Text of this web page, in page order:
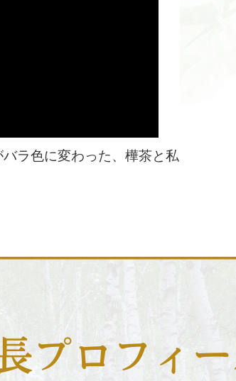
ラ色に変わった、樺茶と私